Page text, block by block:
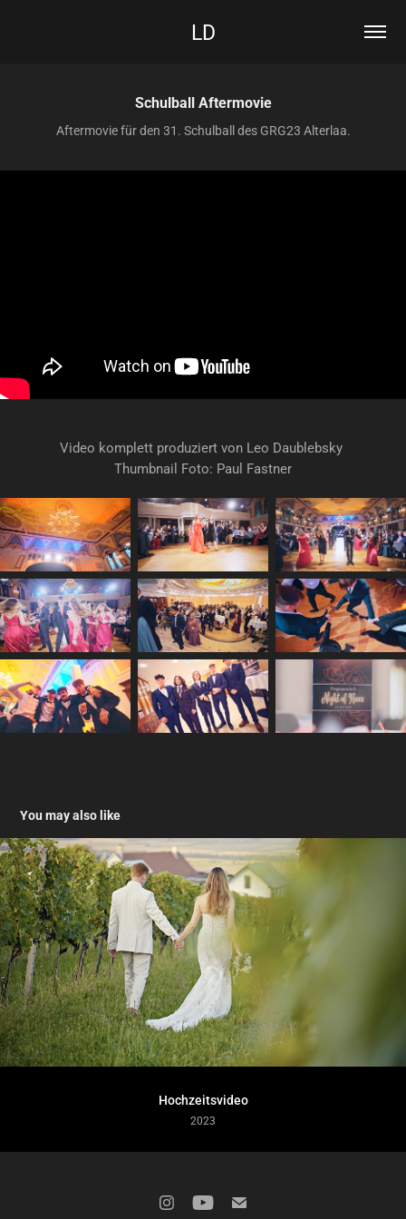
LD
Schulball Aftermovie
Aftermovie für den 31. Schulball des GRG23 Alterlaa.
Video komplett produziert von Leo Daublebsky
Thumbnail Foto: Paul Fastner
You may also like
Hochzeitsvideo
2023